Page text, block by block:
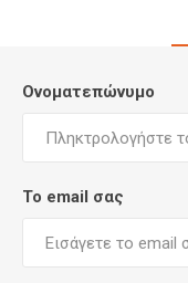
Ονοματεπώνυμο
Το email σας